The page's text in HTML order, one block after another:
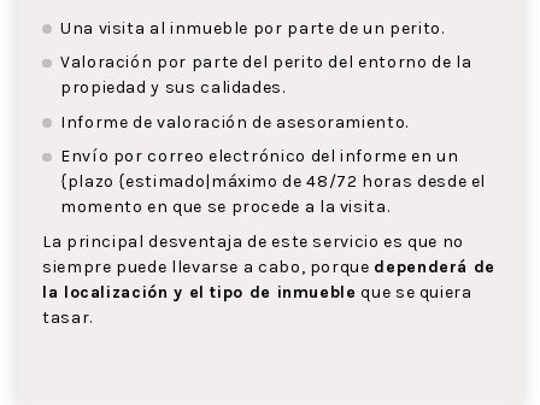
Una visita al inmueble por parte de un perito.
Valoración por parte del perito del entorno de la
propiedad y sus calidades.
Informe de valoración de asesoramiento.
Envío por correo electrónico del informe en un
{plazo {estimado|máximo de 48/72 horas desde el
momento en que se procede a la visita.
La principal desventaja de este servicio es que no
siempre puede llevarse a cabo, porque dependerá de
la localización y el tipo de inmueble que se quiera
tasar.